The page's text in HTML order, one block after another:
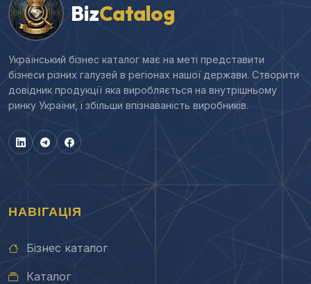
BizCatalog
Український бізнес каталог має на меті представити
бізнеси різних галузей в регіонах нашої держави. Створити
довідник продукції яка виробляється на внутрішньому
ринку України, і збільши впізнаваність виробників.
НАВІГАЦІЯ
Бізнес каталог
Каталог